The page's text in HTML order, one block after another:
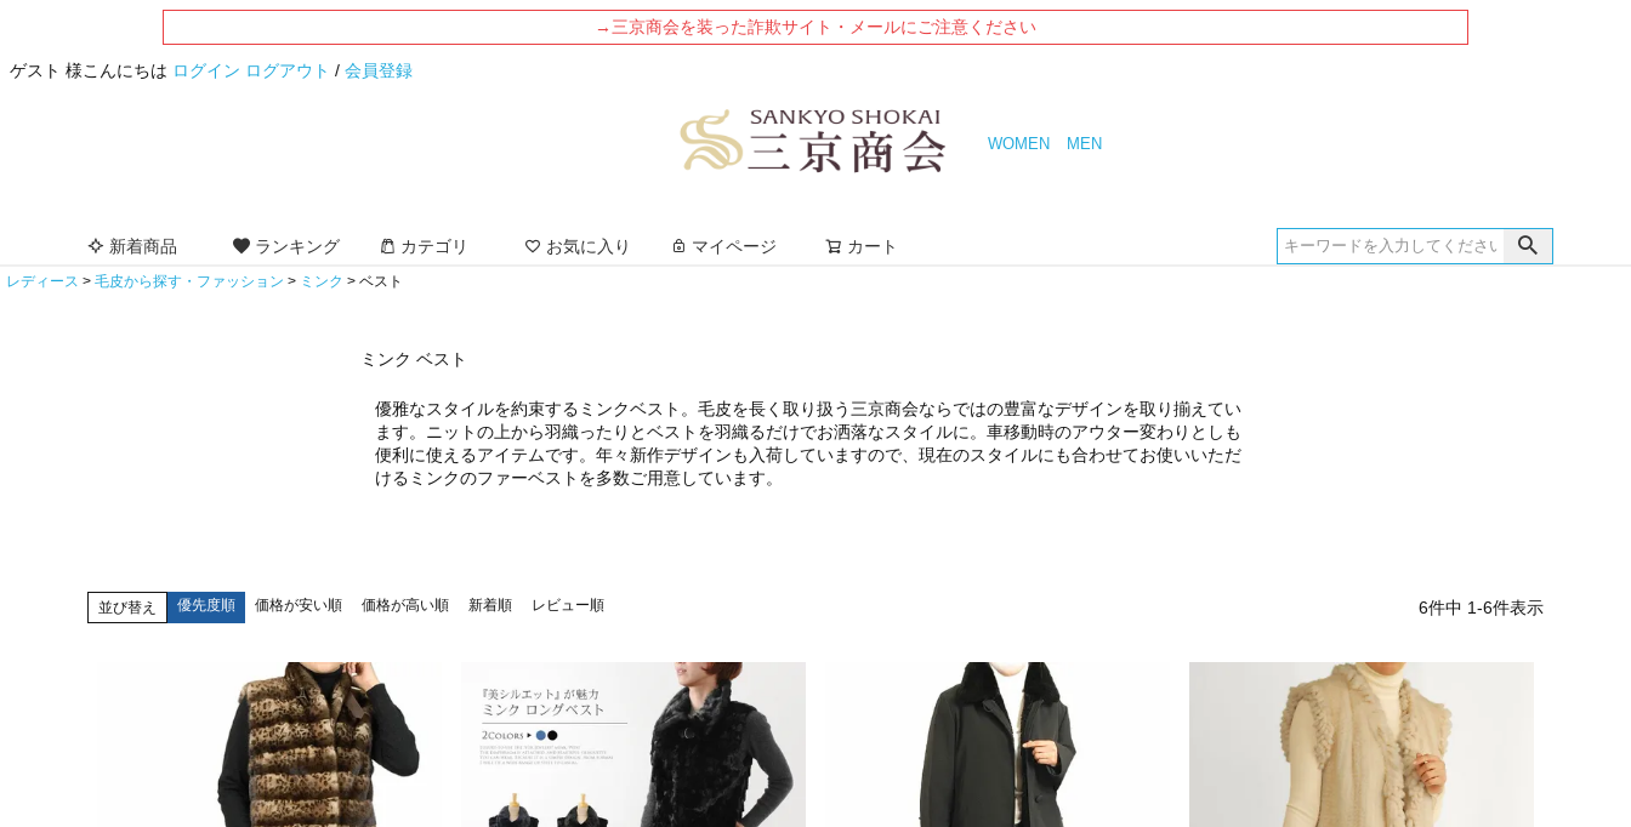
→三京商会を装った詐欺サイト・メールにご注意ください
ゲスト 様こんにちは ログイン ログアウト / 会員登録
WOMEN MEN
新着商品 ランキング カテゴリ お気に入り マイページ カート
レディース 毛皮から探す・ファッション ミンク ベスト
ミンク ベスト
優雅なスタイルを約束するミンクベスト。毛皮を長く取り扱う三京商会ならではの豊富なデザインを取り揃えてい
ます。ニットの上から羽織ったりとベストを羽織るだけでお洒落なスタイルに。車移動時のアウター変わりとしも
便利に使えるアイテムです。年々新作デザインも入荷していますので、現在のスタイルにも合わせてお使いいただ
けるミンクのファーベストを多数ご用意しています。
並び替え 優先度順 価格が安い順 価格が高い順 新着順 レビュー順 6件中 1-6件表示